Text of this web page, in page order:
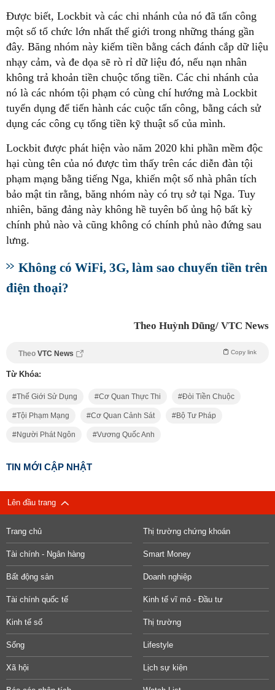
Được biết, Lockbit và các chi nhánh của nó đã tấn công
một số tổ chức lớn nhất thế giới trong những tháng gần
đây. Băng nhóm này kiếm tiền bằng cách đánh cắp dữ liệu
nhạy cảm, và đe dọa sẽ rò rỉ dữ liệu đó, nếu nạn nhân
không trả khoản tiền chuộc tống tiền. Các chi nhánh của
nó là các nhóm tội phạm có cùng chí hướng mà Lockbit
tuyển dụng để tiến hành các cuộc tấn công, bằng cách sử
dụng các công cụ tống tiền kỹ thuật số của mình.
Lockbit được phát hiện vào năm 2020 khi phần mềm độc
hại cùng tên của nó được tìm thấy trên các diễn đàn tội
phạm mạng bằng tiếng Nga, khiến một số nhà phân tích
bảo mật tin rằng, băng nhóm này có trụ sở tại Nga. Tuy
nhiên, băng đảng này không hề tuyên bố ủng hộ bất kỳ
chính phủ nào và cũng không có chính phủ nào đứng sau
lưng.
Không có WiFi, 3G, làm sao chuyển tiền trên
điện thoại?
Theo Huỳnh Dũng/ VTC News
Theo VTC News Copy link
Từ Khóa:
Thế Giới Sử Dụng Cơ Quan Thực Thi Đòi Tiền Chuộc
Tội Phạm Mạng Cơ Quan Cảnh Sát Bộ Tư Pháp
Người Phát Ngôn Vương Quốc Anh
TIN MỚI CẬP NHẬT
Lên đầu trang
Trang chủ Thị trường chứng khoán
Tài chính - Ngân hàng Smart Money
Bất động sản Doanh nghiệp
Tài chính quốc tế Kinh tế vĩ mô - Đầu tư
Kinh tế số Thị trường
Sống Lifestyle
Xã hội Lịch sự kiện